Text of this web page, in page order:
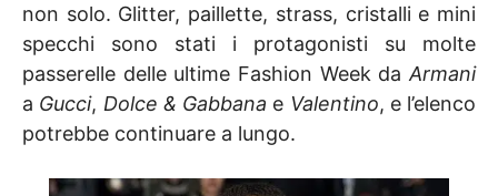
non solo. Glitter, paillette, strass, cristalli e mini
specchi sono stati i protagonisti su molte
passerelle delle ultime Fashion Week da Armani
a Gucci, Dolce & Gabbana e Valentino, e l’elenco
potrebbe continuare a lungo.